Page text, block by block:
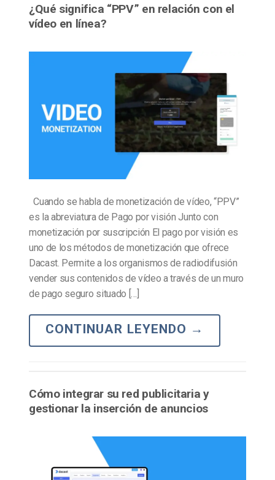
¿Qué significa “PPV” en relación con el
vídeo en línea?
Cuando se habla de monetización de vídeo, “PPV”
es la abreviatura de Pago por visión Junto con
monetización por suscripción El pago por visión es
uno de los métodos de monetización que ofrece
Dacast. Permite a los organismos de radiodifusión
vender sus contenidos de vídeo a través de un muro
de pago seguro situado […]
CONTINUAR LEYENDO →
Cómo integrar su red publicitaria y
gestionar la inserción de anuncios